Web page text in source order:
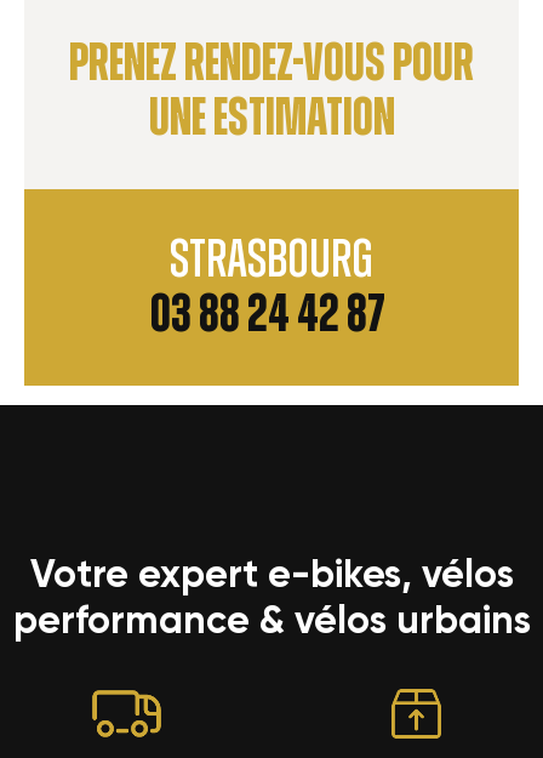
Prenez rendez-vous pour
une estimation
Strasbourg
03 88 24 42 87
Votre expert e-bikes, vélos
performance & vélos urbains